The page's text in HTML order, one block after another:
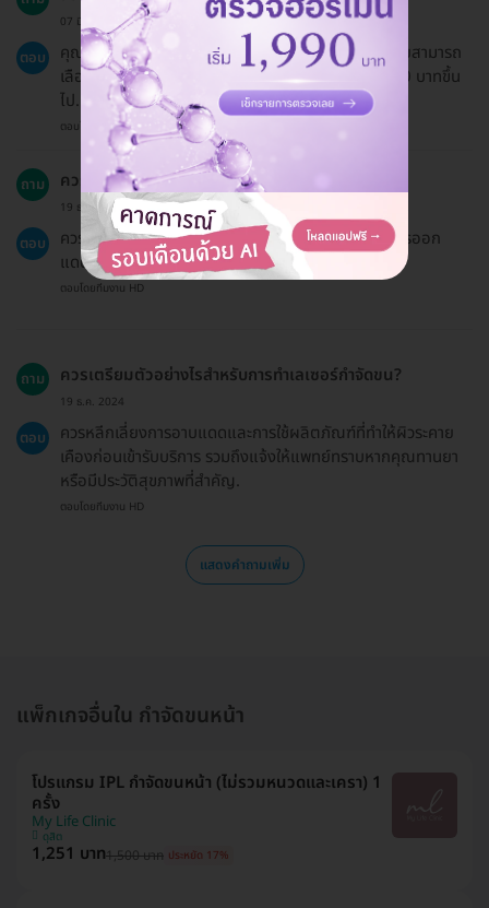
07 มิ.ย. 2024
ตอบ
คุณสามารถชำระเงินผ่านการโอนเงินหรือบัตรเครดิต โดยสามารถ
เลือกผ่อนชำระ 0% ผ่านบัตรเครดิตได้หากมียอด 3,000 บาทขึ้น
ไป.
ตอบโดยทีมงาน HD
ถาม ควรหลีกเลี่ยงการใช้ผลิตภัณฑ์อะไรหลังทำเลเซอร์?
19 ธ.ค. 2024
ตอบ
ควรหลีกเลี่ยงการใช้ผลิตภัณฑ์ที่มีสารเคมีรุนแรงและการออก
แดดจัดในช่วงแรกหลังการทำ.
ตอบโดยทีมงาน HD
ถาม ควรเตรียมตัวอย่างไรสำหรับการทำเลเซอร์กำจัดขน?
19 ธ.ค. 2024
ตอบ
ควรหลีกเลี่ยงการอาบแดดและการใช้ผลิตภัณฑ์ที่ทำให้ผิวระคาย
เคืองก่อนเข้ารับบริการ รวมถึงแจ้งให้แพทย์ทราบหากคุณทานยา
หรือมีประวัติสุขภาพที่สำคัญ.
ตอบโดยทีมงาน HD
แสดงคำถามเพิ่ม
แพ็กเกจอื่นใน กำจัดขนหน้า
โปรแกรม IPL กำจัดขนหน้า (ไม่รวมหนวดและเครา) 1
ครั้ง
My Life Clinic
ดุสิต
1,251 บาท1,500 บาท ประหยัด 17%